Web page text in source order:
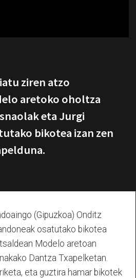
ziren atzo
aretoko oholtza
eta Jurgi
bikotea izan zen
(Gipuzkoa) Onditz
osatutako bikotea
Modelo aretoan
Dantza Txapelketan.
eta guztira hamar bikotek